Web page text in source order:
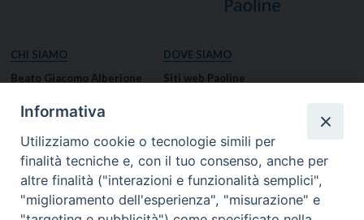
CHI SIAMO
Beato Giacomo Alberione
Missione Paolina
Luoghi delle Origini
Governo Generale
DOVE SIAMO
Siti web Paoline
Notizie dal governo generale
Notizie in breve
RISORSE
Informativa
Utilizziamo cookie o tecnologie simili per
finalità tecniche e, con il tuo consenso, anche per
altre finalità ("interazioni e funzionalità semplici",
"miglioramento dell'esperienza", "misurazione" e